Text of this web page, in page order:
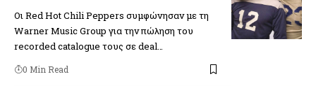
Οι Red Hot Chili Peppers συμφώνησαν με τη
Warner Music Group για την πώληση του
recorded catalogue τους σε deal…
0 Min Read